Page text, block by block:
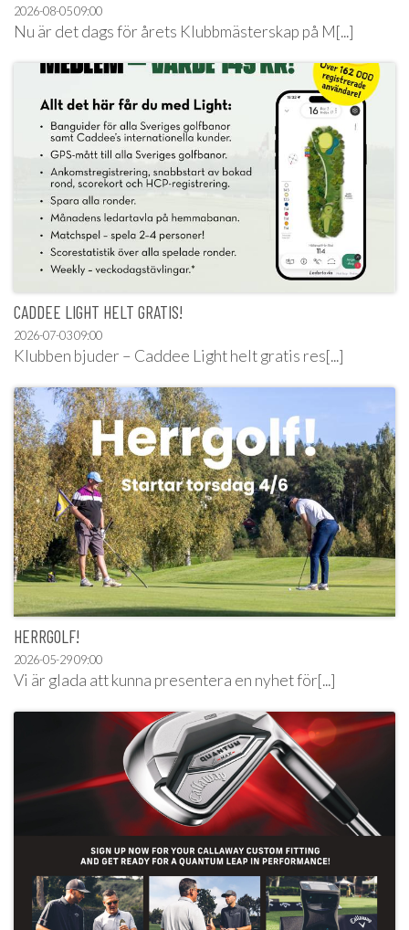
2026-08-0509:00
Nu är det dags för årets Klubbmästerskap på M[...]
CADDEE LIGHT HELT GRATIS!
2026-07-0309:00
Klubben bjuder – Caddee Light helt gratis res[...]
HERRGOLF!
2026-05-2909:00
Vi är glada att kunna presentera en nyhet för[...]